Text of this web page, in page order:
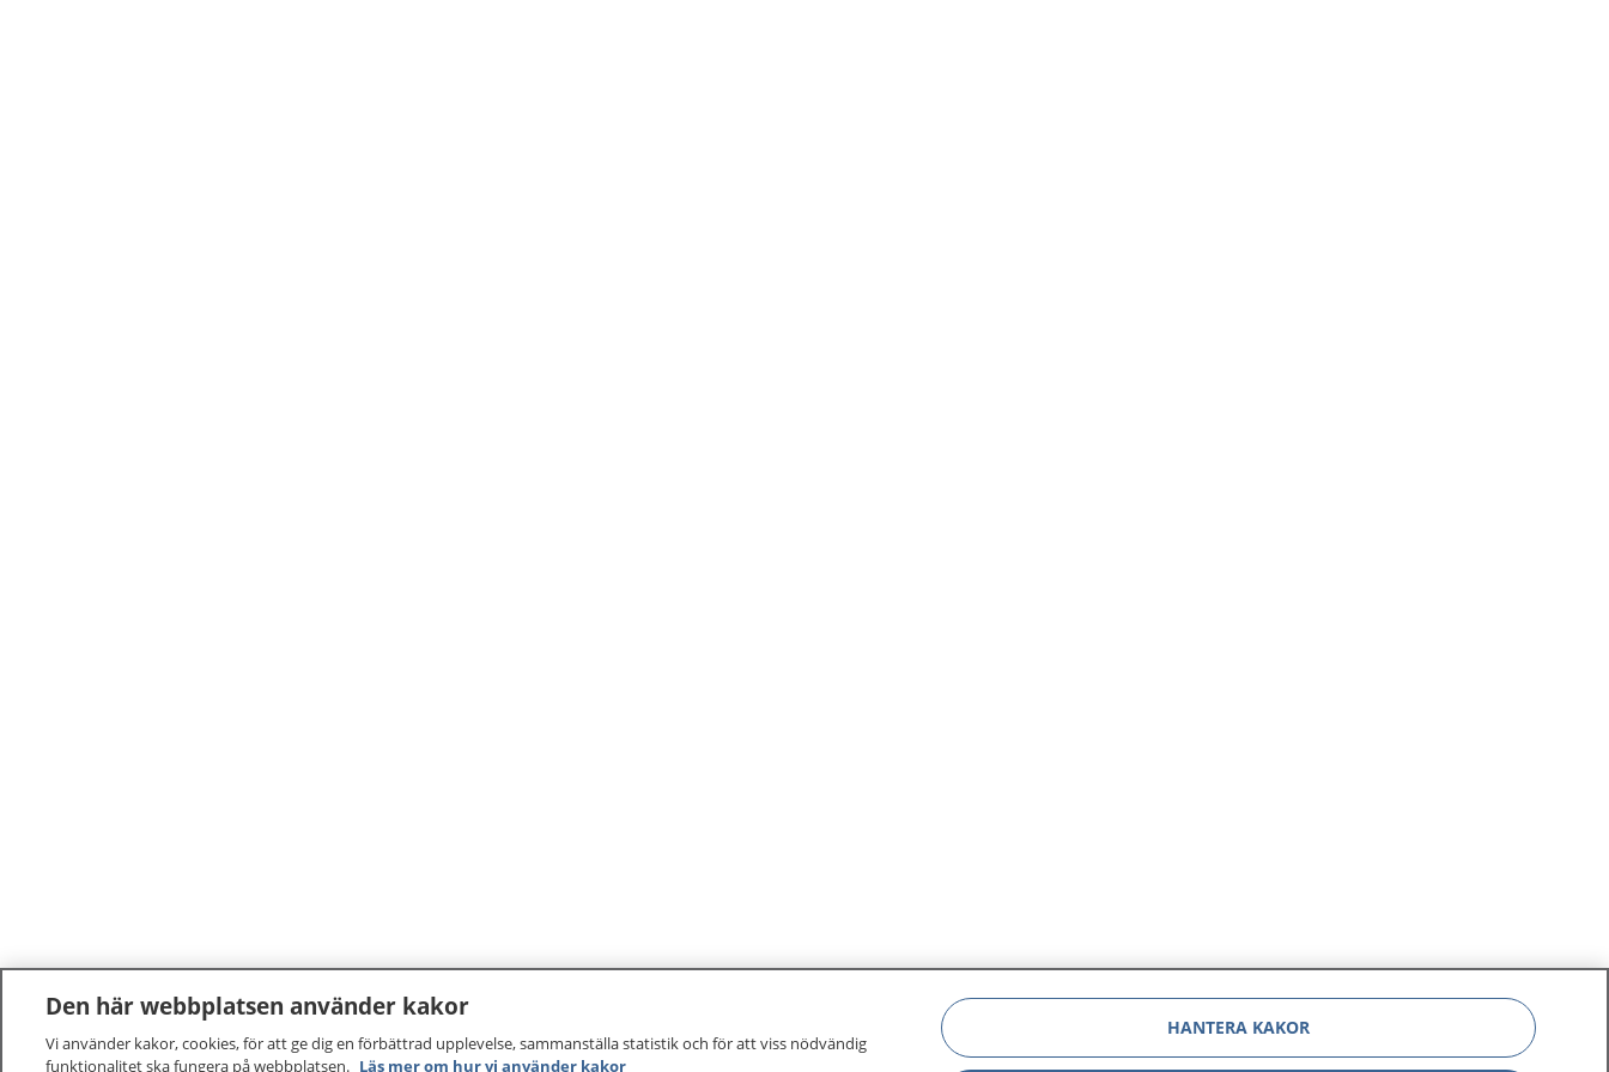
Den här webbplatsen använder kakor
Vi använder kakor, cookies, för att ge dig en förbättrad upplevelse, sammanställa statistik och för att viss nödvändig
funktionalitet ska fungera på webbplatsen. Läs mer om hur vi använder kakor
HANTERA KAKOR